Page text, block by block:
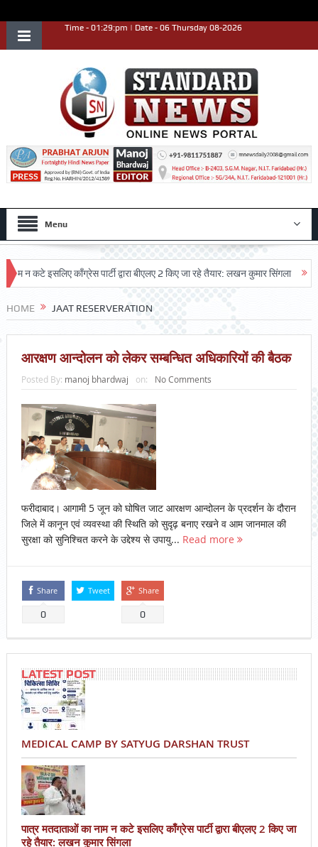
Time - 01:29:pm | Date - 06 Thursday 08-2026
Menu
न कटे इसलिए काँग्रेस पार्टी द्वारा बीएलए 2 किए जा रहे तैयार: लखन कुमार सिंगला
HOME JAAT RESERVERATION
आरक्षण आन्दोलन को लेकर सम्बन्धित अधिकारियों की बैठक
Posted By: manoj bhardwaj on: No Comments
फरीदाबाद। आगामी 5 जून को घोषित जाट आरक्षण आन्दोलन के प्रदर्शन के दौरान
जिले में कानून एवं व्यवस्था की स्थिति को सुदृढ़ बनाए रखने व आम जानमाल की
सुरक्षा को सुनिश्चित करने के उद्देश्य से उपायु... Read more
Share
0
Tweet Share
0
LATEST POST
MEDICAL CAMP BY SATYUG DARSHAN TRUST
पात्र मतदाताओं का नाम न कटे इसलिए काँग्रेस पार्टी द्वारा बीएलए 2 किए जा
रहे तैयार: लखन कुमार सिंगला